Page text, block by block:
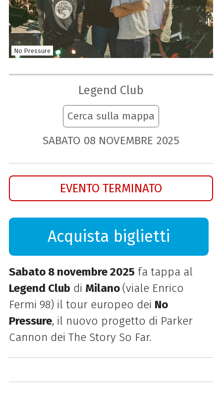
No Pressure
Legend Club
Cerca sulla mappa
SABATO 08 NOVEMBRE 2025
EVENTO TERMINATO
Acquista biglietti
Sabato 8 novembre 2025 fa tappa al
Legend Club di Milano(viale Enrico
Fermi 98) il tour europeo dei No
Pressure, il nuovo progetto di Parker
Cannon dei The Story So Far.